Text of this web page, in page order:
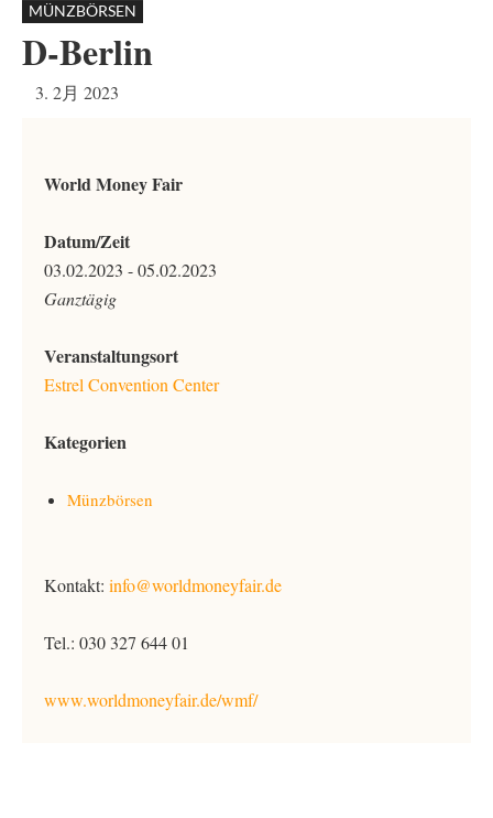
MÜNZBÖRSEN
D-Berlin
3. 2月 2023
World Money Fair
Datum/Zeit
03.02.2023 - 05.02.2023
Ganztägig
Veranstaltungsort
Estrel Convention Center
Kategorien
Münzbörsen
Kontakt: info@worldmoneyfair.de
Tel.: 030 327 644 01
www.worldmoneyfair.de/wmf/